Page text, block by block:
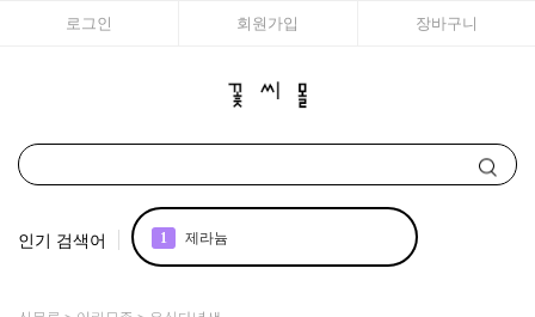
로그인 회원가입 장바구니
인기 검색어 1 제라늄